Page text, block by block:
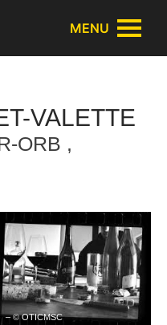
MENU
VALETTE
ORB ,
– © OTICMSC